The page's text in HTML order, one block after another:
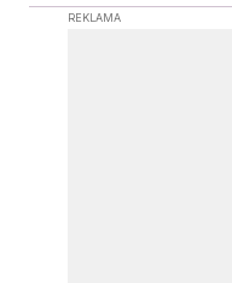
REKLAMA